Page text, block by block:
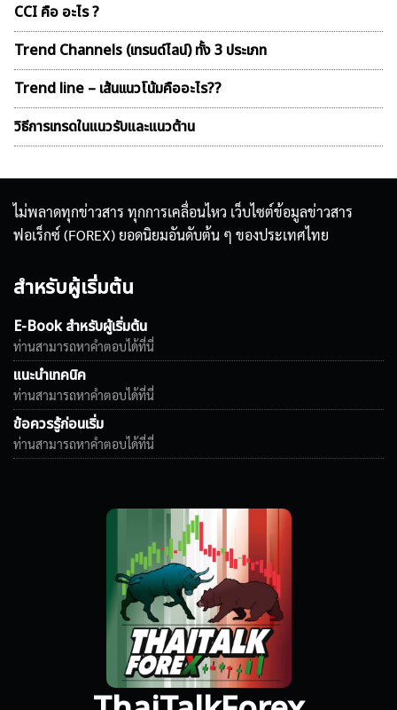
CCI คือ อะไร ?
Trend Channels (เทรนด์ไลน์) ทั้ง 3 ประเภท
Trend line – เส้นเเนวโน้มคืออะไร??
วิธีการเทรดในแนวรับและแนวต้าน
ไม่พลาดทุกข่าวสาร ทุกการเคลื่อนไหว เว็บไซต์ข้อมูลข่าวสาร
ฟอเร็กซ์ (FOREX) ยอดนิยมอันดับต้น ๆ ของประเทศไทย
สำหรับผู้เริ่มต้น
E-Book สำหรับผู้เริ่มต้น
ท่านสามารถหาคำตอบได้ที่นี่
แนะนำเทคนิค
ท่านสามารถหาคำตอบได้ที่นี่
ข้อควรรู้ก่อนเริ่ม
ท่านสามารถหาคำตอบได้ที่นี่